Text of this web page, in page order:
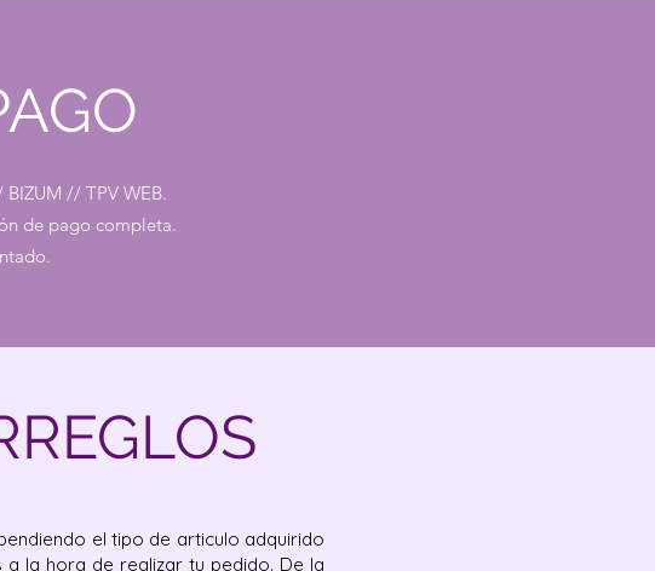
// TPV WEB.
de pago completa.
el tipo de articulo adquirido
la hora de realizar tu pedido. De la